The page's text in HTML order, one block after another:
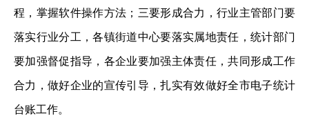
程，掌握软件操作方法；三要形成合力，行业主管部门要
落实行业分工，各镇街道中心要落实属地责任，统计部门
要加强督促指导，各企业要加强主体责任，共同形成工作
合力，做好企业的宣传引导，扎实有效做好全市电子统计
台账工作。